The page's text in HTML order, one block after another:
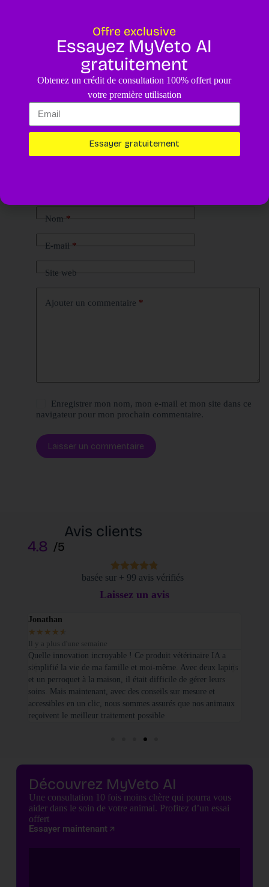
Nom*
E-mail*
Site web
Ajouter un commentaire *
Enregistrer mon nom, mon e-mail et mon site dans ce
navigateur pour mon prochain commentaire.
Laisser un commentaire
Avis clients
4.8 /5
basée sur + 99 avis vérifiés
Laissez un avis
Jonathan
★ ★ ★ ★ ★
Il y a plus d'une semaine
Quelle innovation incroyable ! Ce produit vétérinaire IA a
simplifié la vie de ma famille et moi-même. Avec deux lapins
et un perroquet à la maison, il était difficile de gérer leurs
soins. Mais maintenant, avec des conseils sur mesure et
accessibles en un clic, nous sommes assurés que nos animaux
reçoivent le meilleur traitement possible
Découvrez MyVeto AI
Une consultation 10 fois moins chère qui pourra vous
aider dans le soin de votre animal. Profitez d’un essai
offert
Essayer maintenant
Offre exclusive
Essayez MyVeto AI
gratuitement
Obtenez un crédit de consultation 100% offert pour
votre première utilisation
Essayer gratuitement